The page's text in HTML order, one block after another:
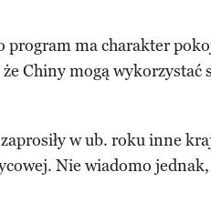
program ma charakter
Chiny mogą wykorzystać
w ub. roku inne
Nie wiadomo jednak,